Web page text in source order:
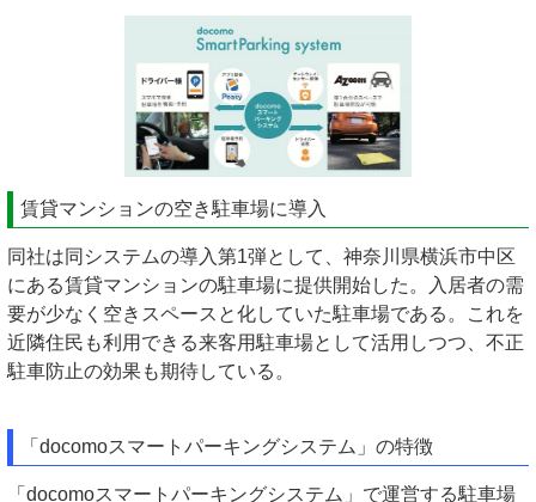
賃貸マンションの空き駐車場に導入
同社は同システムの導入第1弾として、神奈川県横浜市中区
にある賃貸マンションの駐車場に提供開始した。入居者の需
要が少なく空きスペースと化していた駐車場である。これを
近隣住民も利用できる来客用駐車場として活用しつつ、不正
駐車防止の効果も期待している。
「docomoスマートパーキングシステム」の特徴
「docomoスマートパーキングシステム」で運営する駐車場